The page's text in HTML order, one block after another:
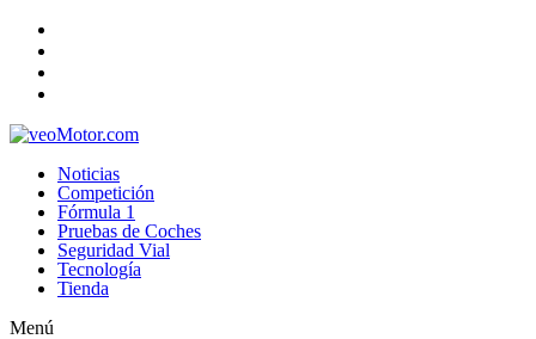
Noticias
Competición
Fórmula 1
Pruebas de Coches
Seguridad Vial
Tecnología
Tienda
Menú